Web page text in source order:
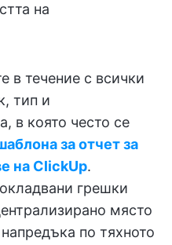
на
в течение с всички
тип и
в която често се
за отчет за
на ClickUp.
грешки
място
по тяхното